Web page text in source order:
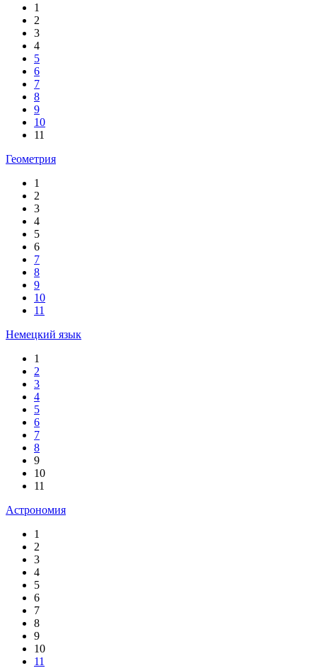
1
2
3
4
5
6
7
8
9
10
11
Геометрия
1
2
3
4
5
6
7
8
9
10
11
Немецкий язык
1
2
3
4
5
6
7
8
9
10
11
Астрономия
1
2
3
4
5
6
7
8
9
10
11